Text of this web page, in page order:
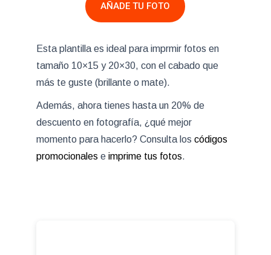
AÑADE TU FOTO
Esta plantilla es ideal para imprmir fotos en
tamaño 10×15 y 20×30, con el cabado que
más te guste (brillante o mate).
Además, ahora tienes hasta un 20% de
descuento en fotografía, ¿qué mejor
momento para hacerlo? Consulta loscódigos
promocionales eimprime tus fotos.